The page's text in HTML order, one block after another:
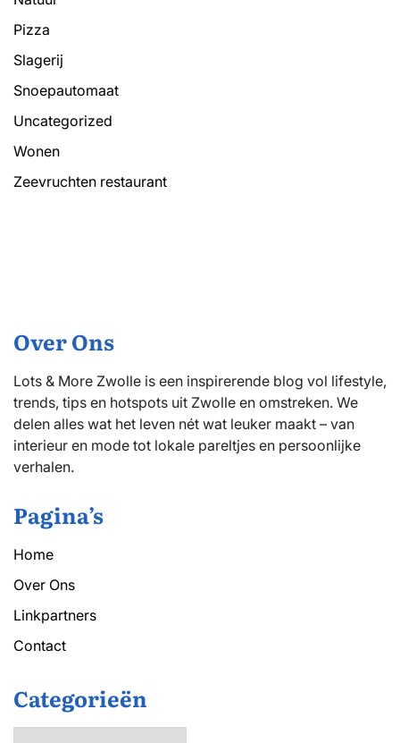
Pizza
Slagerij
Snoepautomaat
Uncategorized
Wonen
Zeevruchten restaurant
Over Ons
Lots & More Zwolle is een inspirerende blog vol lifestyle,
trends, tips en hotspots uit Zwolle en omstreken. We
delen alles wat het leven nét wat leuker maakt – van
interieur en mode tot lokale pareltjes en persoonlijke
verhalen.
Pagina’s
Home
Over Ons
Linkpartners
Contact
Categorieën